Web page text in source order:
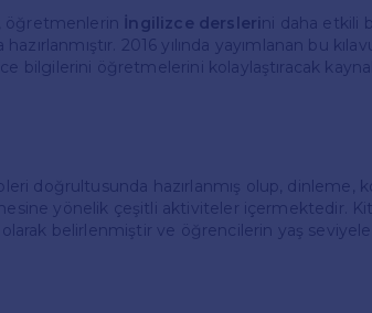
öğretmenlerin İngilizce derslerini daha etkili
2016 yılında yayımlanan bu
bilgilerini öğretmelerini kolaylaştıracak
doğrultusunda hazırlanmış olup, dinleme,
yönelik çeşitli aktiviteler içermektedir.
olarak belirlenmiştir ve öğrencilerin yaş